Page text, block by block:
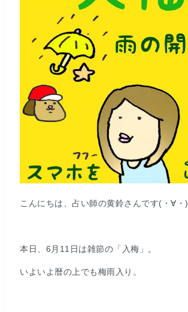
こんにちは、占い師の黄鈴さんです(・∀・)
本日、6月11日は雑節の「入梅」。
いよいよ暦の上でも梅雨入り。